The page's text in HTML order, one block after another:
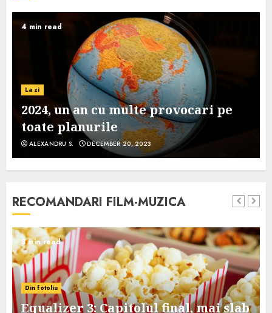
4 min read
La zi
2024, un an cu multe provocari pe
toate planurile
ALEXANDRU S. DECEMBER 20, 2023
RECOMANDARI FILM-MUZICA
3 min read
Din fotoliu
Equalizer 3: Capitolul final, mai slab